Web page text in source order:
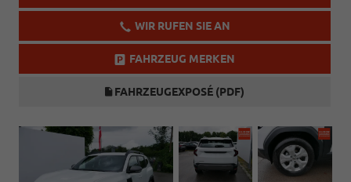
WIR RUFEN SIE AN
FAHRZEUG MERKEN
FAHRZEUGEXPOSÉ (PDF)